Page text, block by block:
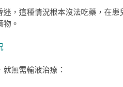
，這種情況根本沒法吃藥，在
。
無需輸液治療：